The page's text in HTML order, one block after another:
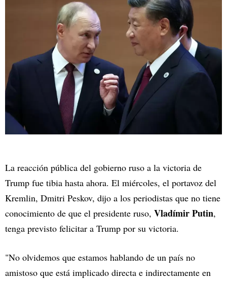
La reacción pública del gobierno ruso a la victoria de
Trump fue tibia hasta ahora. El miércoles, el portavoz del
Kremlin, Dmitri Peskov, dijo a los periodistas que no tiene
conocimiento de que el presidente ruso, Vladímir Putin,
tenga previsto felicitar a Trump por su victoria.
"No olvidemos que estamos hablando de un país no
amistoso que está implicado directa e indirectamente en